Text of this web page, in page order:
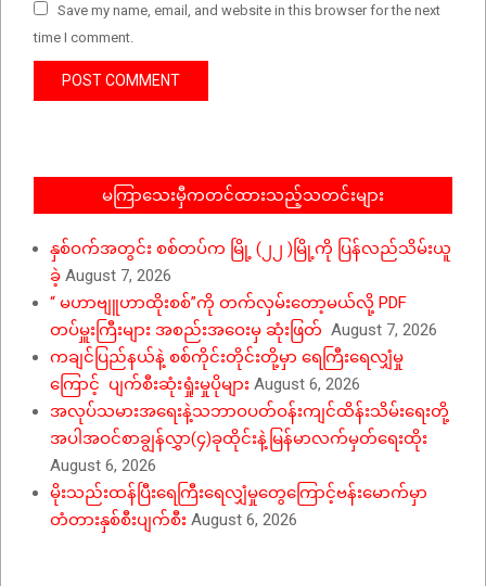
Save my name, email, and website in this browser for the next
time I comment.
မကြာသေးမှီကတင်ထားသည့်သတင်းများ
နှစ်ဝက်အတွင်း စစ်တပ်က မြို့ (၂၂ )မြို့ကို ပြန်လည်သိမ်းယူ
ခဲ့ August 7, 2026
“ မဟာဗျူဟာထိုးစစ်”ကို တက်လှမ်းတော့မယ်လို့ PDF
တပ်မှူးကြီးများ အစည်းအဝေးမှ ဆုံးဖြတ် August 7, 2026
ကချင်ပြည်နယ်နဲ့ စစ်ကိုင်းတိုင်းတို့မှာ ရေကြီးရေလျှံမှု
ကြောင့် ပျက်စီးဆုံးရှုံးမှုပိုများ August 6, 2026
အလုပ်သမားအရေးနဲ့သဘာဝပတ်ဝန်းကျင်ထိန်းသိမ်းရေးတို့
အပါအဝင်စာချွန်လွှာ(၄)ခုထိုင်းနဲ့မြန်မာလက်မှတ်ရေးထိုး
August 6, 2026
မိုးသည်းထန်ပြီးရေကြီးရေလျှံမှုတွေကြောင့်ဗန်းမောက်မှာ
တံတားနှစ်စီးပျက်စီး August 6, 2026